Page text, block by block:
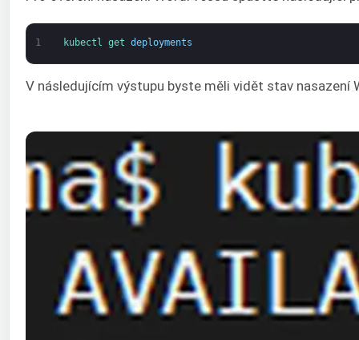
1 kubectl get deployments
V následujícím výstupu byste měli vidět stav nasazení